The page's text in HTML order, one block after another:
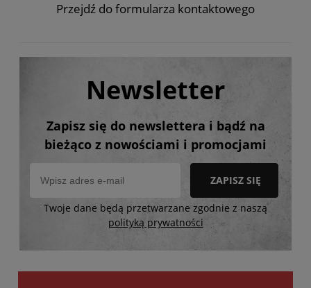
Przejdź do formularza kontaktowego
Newsletter
Zapisz się do newslettera i bądź na
bieżąco z nowościami i promocjami
ZAPISZ SIĘ
Twoje dane będą przetwarzane zgodnie z naszą
polityką prywatności